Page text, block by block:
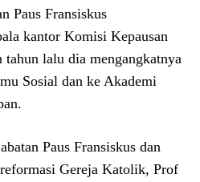
Paus Fransiskus
kantor Komisi Kepausan
lalu dia mengangkatnya
Sosial dan ke Akademi
Paus Fransiskus dan
Gereja Katolik, Prof